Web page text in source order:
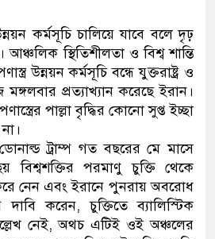
সিল-স্বাক্ষর জালিয়াতি চক্রের পাঁচ
উদ্ধার
জনগণ পরিবর্তন চেয়েছে
প্রধানমন্ত্রী
মিরপুর মডেল থানার অভিযানে
মাদক কারবারি গ্রেফতার
কর্মসূচি চালিয়ে যাবে বলে দৃঢ়
আঞ্চলিক স্থিতিশীলতা ও বিশ্ব শান্তি
উন্নয়ন কর্মসূচি বন্ধে যুক্তরাষ্ট্র ও
প্রত্যাখ্যান করেছে ইরান।
পাল্লা বৃদ্ধির কোনো সুপ্ত ইচ্ছা
ডোনাল্ড ট্রাম্প গত বছরের মে মাসে
বিশ্বশক্তির পরমাণু চুক্তি থেকে
করে নেন এবং ইরানে পুনরায় অবরোধ
করেন, চুক্তিতে ব্যালিস্টিক
উল্লেখ নেই, অথচ এটিই ওই অঞ্চলের